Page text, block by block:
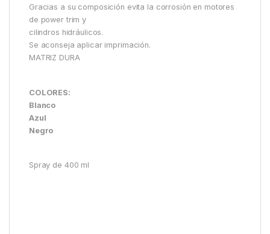
Gracias a su composición evita la corrosión en motores
de power trim y
cilindros hidráulicos.
Se aconseja aplicar imprimación.
MATRIZ DURA
COLORES:
Blanco
Azul
Negro
Spray de 400 ml